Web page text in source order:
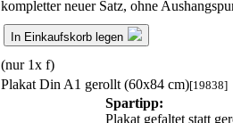
kompletter neuer Satz, ohne
In Einkaufskorb legen
(nur 1x f)
Plakat Din A1 gerollt (60x84 cm)[19838]
Spartipp:
Plakat gefaltet statt